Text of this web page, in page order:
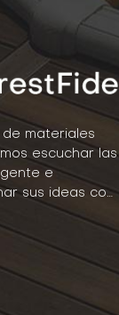
materiales
escuchar las
e
sus ideas con
de nuestro